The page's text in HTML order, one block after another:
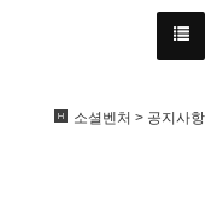
소셜벤처 > 공지사항